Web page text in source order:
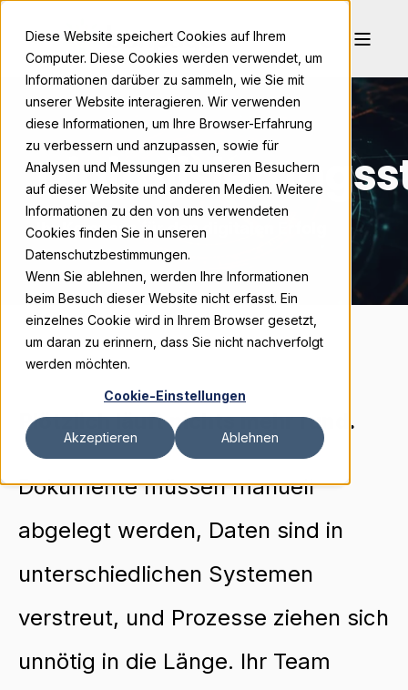
Diese Website speichert Cookies auf Ihrem
Computer. Diese Cookies werden verwendet, um
Informationen darüber zu sammeln, wie Sie mit
unserer Website interagieren. Wir verwenden
diese Informationen, um Ihre Browser-Erfahrung
zu verbessern und anzupassen, sowie für
Analysen und Messungen zu unseren Besuchern
auf dieser Website und anderen Medien. Weitere
Informationen zu den von uns verwendeten
Cookies finden Sie in unseren
Datenschutzbestimmungen.
Wenn Sie ablehnen, werden Ihre Informationen
beim Besuch dieser Website nicht erfasst. Ein
einzelnes Cookie wird in Ihrem Browser gesetzt,
um daran zu erinnern, dass Sie nicht nachverfolgt
werden möchten.
Cookie-Einstellungen
Akzeptieren Ablehnen
Ihr Kompass für den digitalen Erfolg
Plötzlich läuft nichts mehr rund.
Dokumente müssen manuell
abgelegt werden, Daten sind in
unterschiedlichen Systemen
verstreut, und Prozesse ziehen sich
unnötig in die Länge. Ihr Team